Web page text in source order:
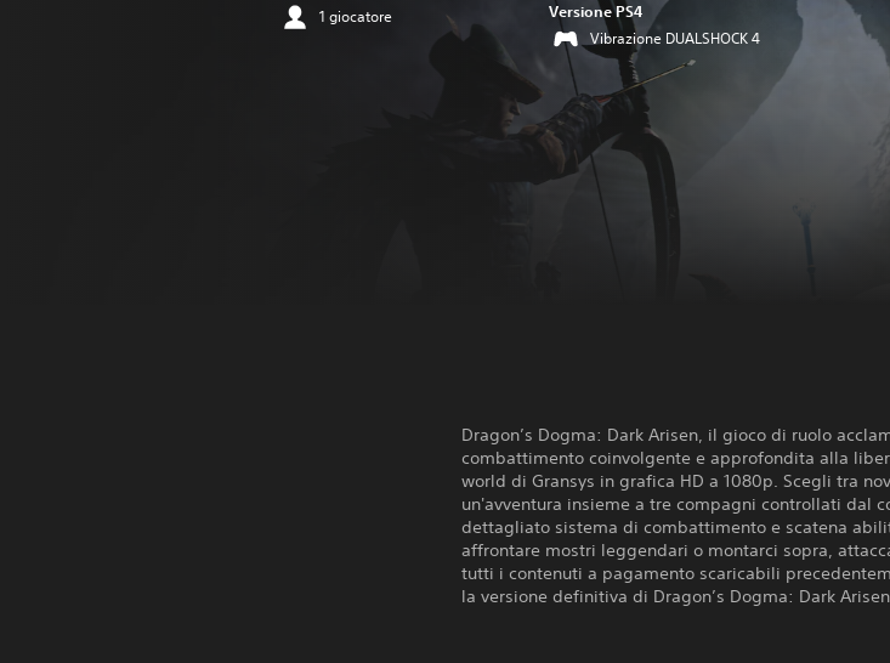
1 giocatore
Versione PS4
Vibrazione DUALSHOCK 4
Dragon’s Dogma: Dark Arisen, il gioco di ruolo
combattimento coinvolgente e approfondita alla
world di Gransys in grafica HD a 1080p. Scegli tra
un'avventura insieme a tre compagni controllati dal
dettagliato sistema di combattimento e scatena
affrontare mostri leggendari o montarci sopra,
tutti i contenuti a pagamento scaricabili
la versione definitiva di Dragon’s Dogma: Dark